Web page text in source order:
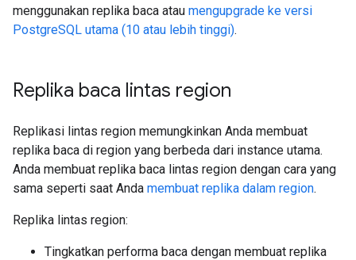
menggunakan replika baca atau mengupgrade ke versi
PostgreSQL utama (10 atau lebih tinggi).
Replika baca lintas region
Replikasi lintas region memungkinkan Anda membuat
replika baca di region yang berbeda dari instance utama.
Anda membuat replika baca lintas region dengan cara yang
sama seperti saat Anda membuat replika dalam region.
Replika lintas region:
Tingkatkan performa baca dengan membuat replika